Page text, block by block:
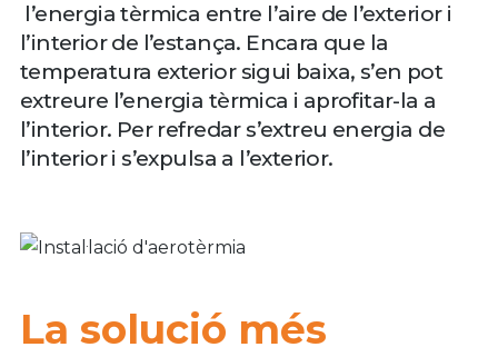
l’energia tèrmica entre l’aire de l’exterior i
l’interior de l’estança. Encara que la
temperatura exterior sigui baixa, s’en pot
extreure l’energia tèrmica i aprofitar-la a
l’interior. Per refredar s’extreu energia de
l’interior i s’expulsa a l’exterior.
La solució més